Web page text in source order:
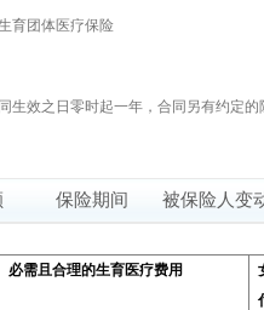
育团体医疗保险
生效之日零时起一年，合同另有约定的
保险期间 被保险人变
必需且合理的生育医疗费用